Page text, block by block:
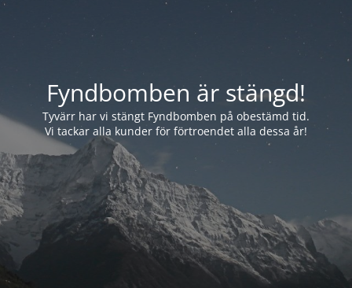
Fyndbomben är stängd!
Tyvärr har vi stängt Fyndbomben på obestämd tid.
Vi tackar alla kunder för förtroendet alla dessa år!